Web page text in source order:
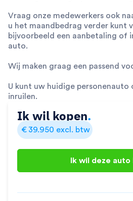
Ik wil kopen.
€ 39.950 excl. btw
Ik wil deze
Vraag onze medewerkers ook
u het maandbedrag verder kunt
bijvoorbeeld een aanbetaling of
auto.
Wij maken graag een passend
U kunt uw huidige
inruilen.